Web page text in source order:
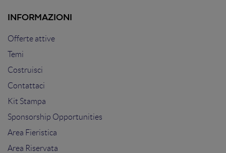
INFORMAZIONI
Offerte attive
Temi
Costruisci
Contattaci
Kit Stampa
Sponsorship Opportunities
Area Fieristica
Area Riservata